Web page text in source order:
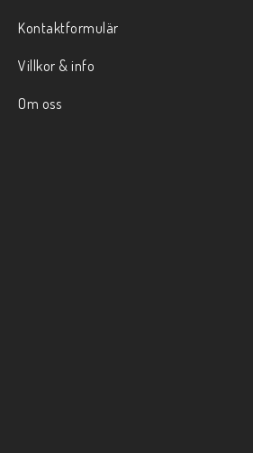
Kontaktformulär
Villkor & info
Om oss